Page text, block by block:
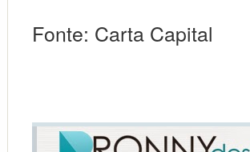
Fonte: Carta Capital